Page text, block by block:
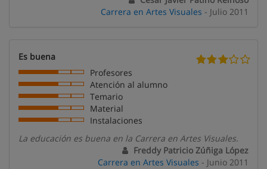
Carrera en Artes Visuales - Julio 2011
Es buena
Profesores
Atención al alumno
Temario
Material
Instalaciones
La educación es buena en la Carrera en Artes Visuales.
Freddy Patricio Zúñiga López
Carrera en Artes Visuales - Junio 2011